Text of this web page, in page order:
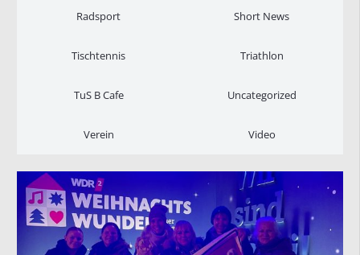
Radsport Short News
Tischtennis Triathlon
TuS B Cafe Uncategorized
Verein Video